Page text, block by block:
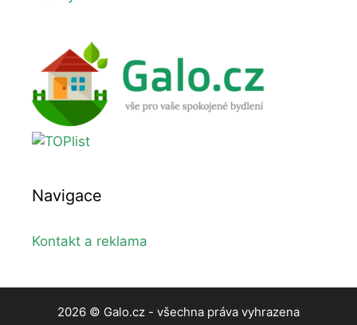
Navigace
Kontakt a reklama
2026 © Galo.cz - všechna práva vyhrazena